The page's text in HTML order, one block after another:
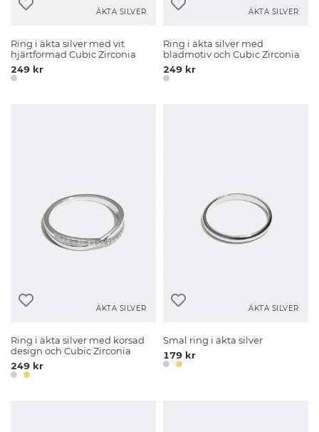
ÄKTA SILVER
Ring i äkta silver med vit
hjärtformad Cubic Zirconia
249 kr
ÄKTA SILVER
Ring i äkta silver med
bladmotiv och Cubic Zirconia
249 kr
ÄKTA SILVER
Ring i äkta silver med korsad
design och Cubic Zirconia
249 kr
ÄKTA SILVER
Smal ring i äkta silver
179 kr